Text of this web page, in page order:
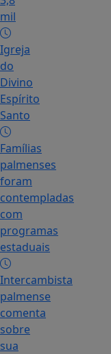
mil
Igreja
do
Divino
Espírito
Santo
Famílias
palmenses
foram
contempladas
com
programas
estaduais
Intercambista
palmense
comenta
sobre
sua